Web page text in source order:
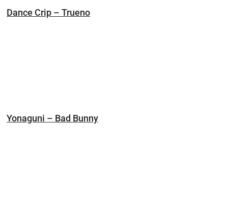
Dance Crip – Trueno
Yonaguni – Bad Bunny